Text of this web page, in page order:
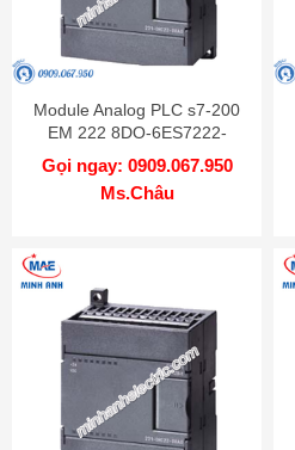
Module Analog PLC s7-200
EM 222 8DO-6ES7222-
1HF22-0XA0
Gọi ngay: 0909.067.950
Ms.Châu